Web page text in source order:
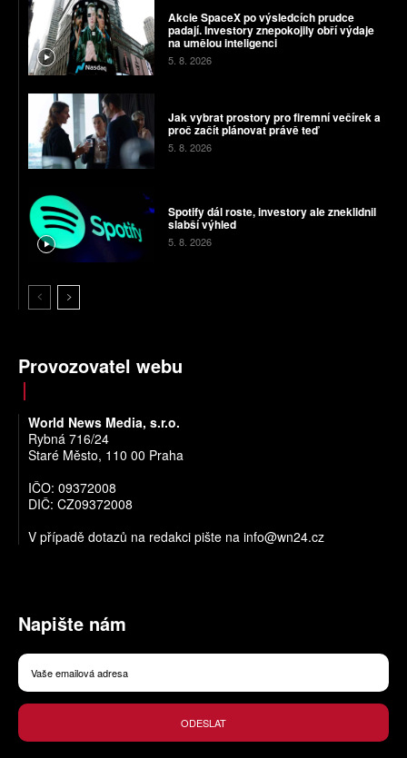
Akcie SpaceX po výsledcích prudce
padají. Investory znepokojily obří výdaje
na umělou inteligenci
5. 8. 2026
Jak vybrat prostory pro firemní večírek a
proč začít plánovat právě teď
5. 8. 2026
Spotify dál roste, investory ale zneklidnil
slabší výhled
5. 8. 2026
Provozovatel webu
World News Media, s.r.o.
Rybná 716/24
Staré Město, 110 00 Praha
IČO: 09372008
DIČ: CZ09372008
V případě dotazů na redakci pište na info@wn24.cz
Napište nám
ODESLAT